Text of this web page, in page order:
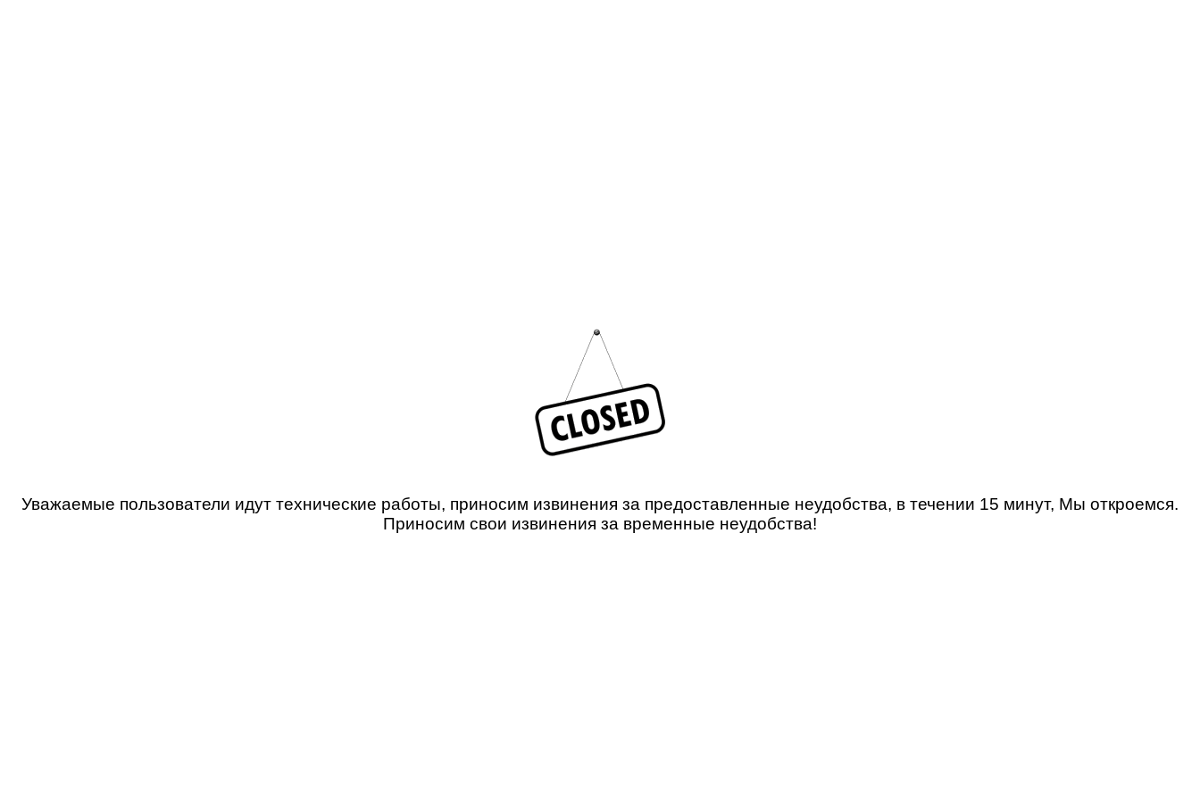
Уважаемые пользователи идут технические работы, приносим извинения за предоставленные неудобства, в течении 15 минут, Мы откроемся.
Приносим свои извинения за временные неудобства!